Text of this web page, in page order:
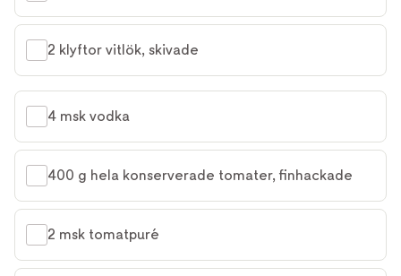
2 klyftor vitlök, skivade
4 msk vodka
400 g hela konserverade tomater, finhackade
2 msk tomatpuré